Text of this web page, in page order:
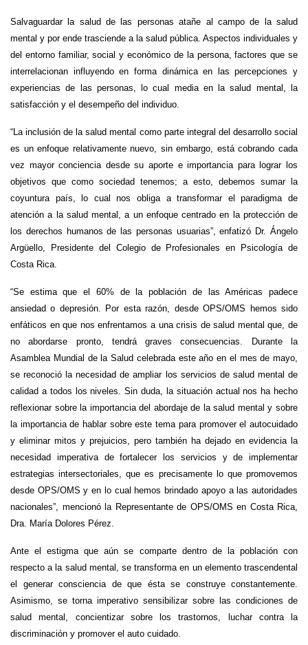
Salvaguardar la salud de las personas atañe al campo de la salud
mental y por ende trasciende a la salud pública. Aspectos individuales y
del entorno familiar, social y económico de la persona, factores que se
interrelacionan influyendo en forma dinámica en las percepciones y
experiencias de las personas, lo cual media en la salud mental, la
satisfacción y el desempeño del individuo.
“La inclusión de la salud mental como parte integral del desarrollo social
es un enfoque relativamente nuevo, sin embargo, está cobrando cada
vez mayor conciencia desde su aporte e importancia para lograr los
objetivos que como sociedad tenemos; a esto, debemos sumar la
coyuntura país, lo cual nos obliga a transformar el paradigma de
atención a la salud mental, a un enfoque centrado en la protección de
los derechos humanos de las personas usuarias”, enfatizó Dr. Ángelo
Argüello, Presidente del Colegio de Profesionales en Psicología de
Costa Rica.
“Se estima que el 60% de la población de las Américas padece
ansiedad o depresión. Por esta razón, desde OPS/OMS hemos sido
enfáticos en que nos enfrentamos a una crisis de salud mental que, de
no abordarse pronto, tendrá graves consecuencias. Durante la
Asamblea Mundial de la Salud celebrada este año en el mes de mayo,
se reconoció la necesidad de ampliar los servicios de salud mental de
calidad a todos los niveles. Sin duda, la situación actual nos ha hecho
reflexionar sobre la importancia del abordaje de la salud mental y sobre
la importancia de hablar sobre este tema para promover el autocuidado
y eliminar mitos y prejuicios, pero también ha dejado en evidencia la
necesidad imperativa de fortalecer los servicios y de implementar
estrategias intersectoriales, que es precisamente lo que promovemos
desde OPS/OMS y en lo cual hemos brindado apoyo a las autoridades
nacionales”, mencionó la Representante de OPS/OMS en Costa Rica,
Dra. María Dolores Pérez.
Ante el estigma que aún se comparte dentro de la población con
respecto a la salud mental, se transforma en un elemento trascendental
el generar consciencia de que ésta se construye constantemente.
Asimismo, se torna imperativo sensibilizar sobre las condiciones de
salud mental, concientizar sobre los trastornos, luchar contra la
discriminación y promover el auto cuidado.